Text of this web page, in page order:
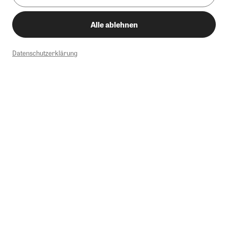
Alle ablehnen
Datenschutzerklärung